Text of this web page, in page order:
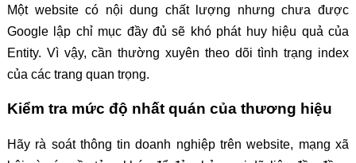
Một website có nội dung chất lượng nhưng chưa được
Google lập chỉ mục đầy đủ sẽ khó phát huy hiệu quả của
Entity. Vì vậy, cần thường xuyên theo dõi tình trạng index
của các trang quan trọng.
Kiểm tra mức độ nhất quán của thương hiệu
Hãy rà soát thông tin doanh nghiệp trên website, mạng xã